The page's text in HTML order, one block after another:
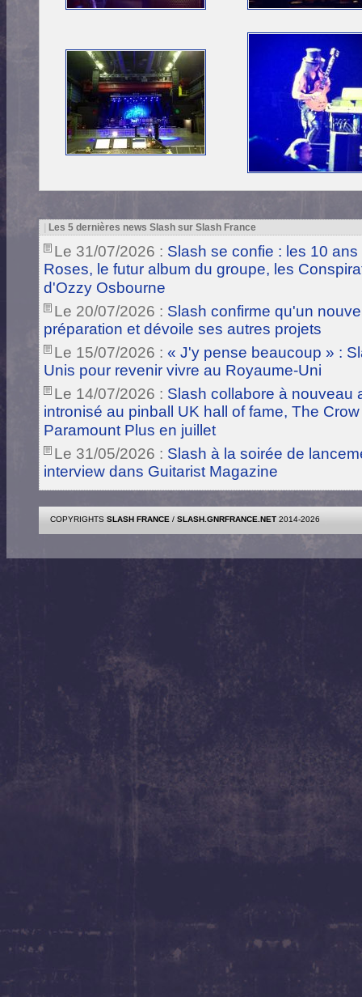
Les 5 dernières news Slash sur Slash France
Le 31/07/2026 : Slash se confie : les 10
Roses, le futur album du groupe, les
d'Ozzy Osbourne
Le 20/07/2026 : Slash confirme qu'un
préparation et dévoile ses autres projets
Le 15/07/2026 : « J'y pense beaucoup » :
Unis pour revenir vivre au Royaume-Uni
Le 14/07/2026 : Slash collabore à nouveau
intronisé au pinball UK hall of fame, The
Paramount Plus en juillet
Le 31/05/2026 : Slash à la soirée de
interview dans Guitarist Magazine
COPYRIGHTS SLASH FRANCE / SLASH.GNRFRANCE.NET 2014-2026